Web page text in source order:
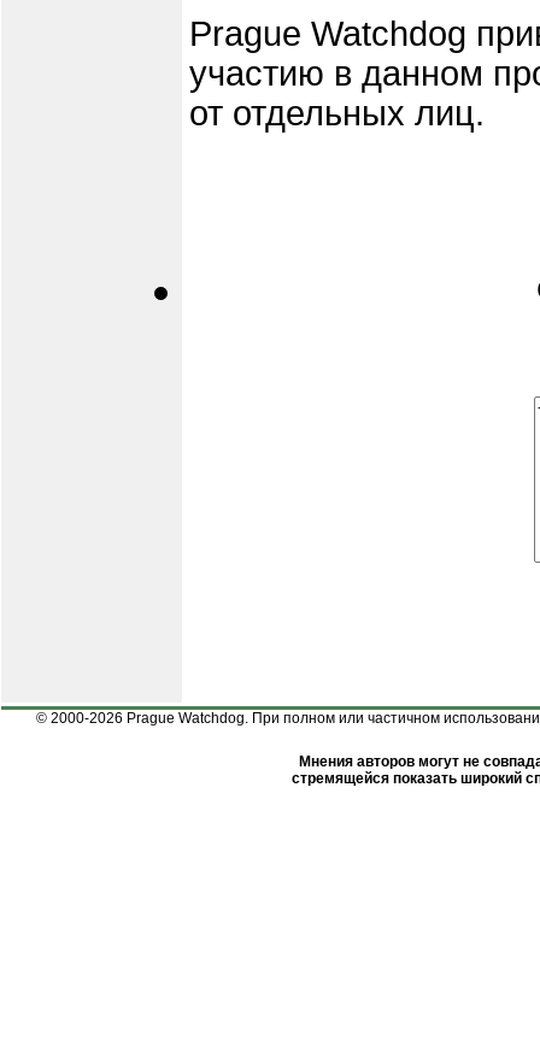
Prague Watchdog
участию в данном
от отдельных лиц.
© 2000-2026 Prague Watchdog. При полном или частичном
Мнения авторов могут не
стремящейся показать широкий